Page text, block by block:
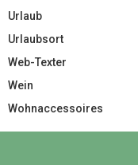
Urlaub
Urlaubsort
Web-Texter
Wein
Wohnaccessoires